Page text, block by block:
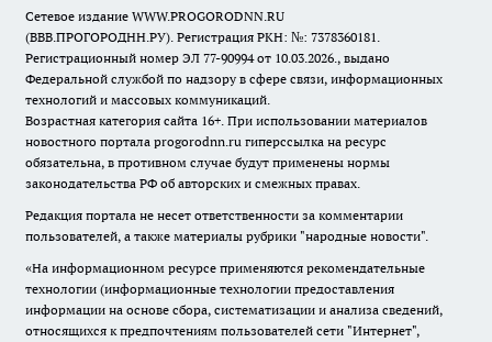
Сетевое издание WWW.PROGORODNN.RU
(ВВВ.ПРОГОРОДНН.РУ). Регистрация РКН: №: 7378360181.
Регистрационный номер ЭЛ 77-90994 от 10.03.2026., выдано
Федеральной службой по надзору в сфере связи, информационных
технологий и массовых коммуникаций.
Возрастная категория сайта 16+. При использовании материалов
новостного портала progorodnn.ru гиперссылка на ресурс
обязательна, в противном случае будут применены нормы
законодательства РФ об авторских и смежных правах.
Редакция портала не несет ответственности за комментарии
пользователей, а также материалы рубрики "народные новости".
«На информационном ресурсе применяются рекомендательные
технологии (информационные технологии предоставления
информации на основе сбора, систематизации и анализа сведений,
относящихся к предпочтениям пользователей сети "Интернет",